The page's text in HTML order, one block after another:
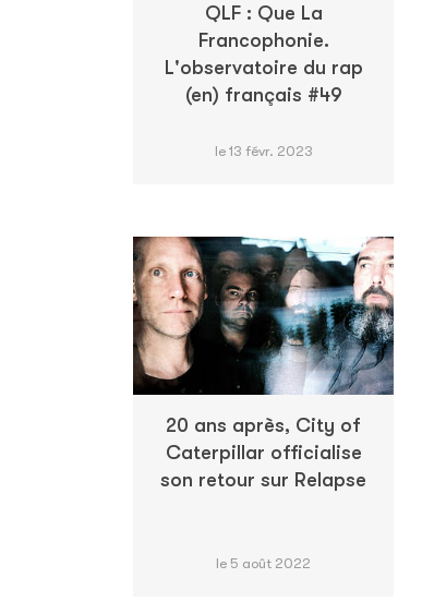
QLF : Que La
Francophonie.
L'observatoire du rap
(en) français #49
le 13 févr. 2023
20 ans après, City of
Caterpillar officialise
son retour sur Relapse
le 5 août 2022